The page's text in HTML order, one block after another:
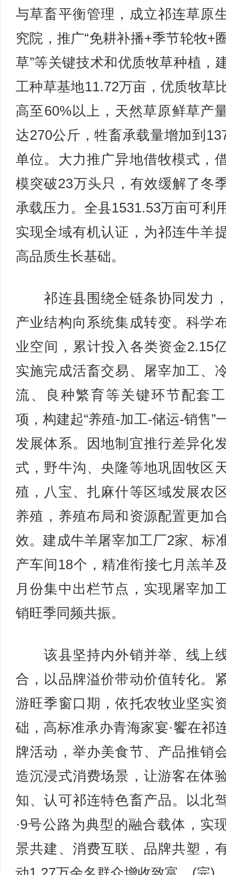
与草畜平衡管理，成立祁连草原
究院，推广“免耕补播+季节轮牧+
草”等关键技术和优质牧草种植，
工种草基地11.72万亩，优质牧草
高至60%以上，天然草原鲜草产
达270公斤，牲畜承载量增加到
单位。大力推广异地借牧模式，
模突破23万头只，有效缓解了冬
承载压力。全县1531.53万亩可利
实现全域有机认证，为祁连牛羊
高品质生长基础。
祁连县围绕全链条协同发力
产业结构向系统集成转变。科学
业空间，累计投入各类资金2.15
实施完成活畜交易、屠宰加工、
流、良种繁育等关键环节配套
项，构建起“养殖-加工-储运-销售”
发展体系。因地制宜推行差异化
式，野牛沟、央隆等地巩固牧区
殖，八宝、扎麻什等区域发展农
养殖，养殖布局和资源配置更加
效。建成牛羊屠宰加工厂2家、标
产车间18个，精准衔接七月羔羊
月份集中出栏节点，实现屠宰加
销旺季同频共振。
该县坚持内外销并举、线上
合，以品牌溢价带动价值转化。
游旺季窗口期，依托农牧业坚实
础，高标准承办青海家宴·饗在祁
牌活动，举办美食节、产品推销
造沉浸式消费场景，让游客在体
知、认可祁连特色畜产品。以北
·9号公路为典型的融合载体，实
景共建、消费互联、品牌共塑，